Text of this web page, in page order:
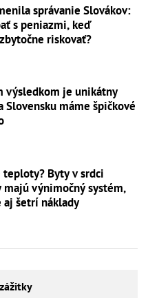
správanie Slovákov:
s peniazmi, keď
riskovať?
výsledkom je unikátny
Slovensku máme špičkové
Byty v srdci
majú výnimočný systém,
aj šetrí náklady